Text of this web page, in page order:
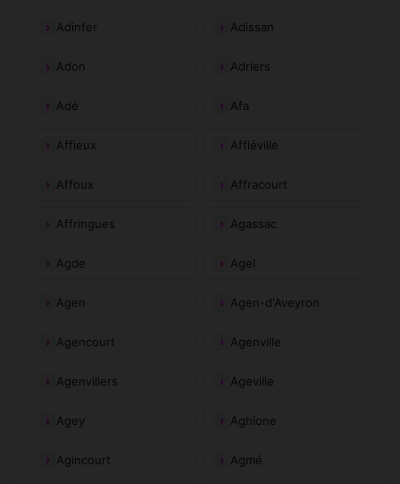
Adinfer Adissan
Adon Adriers
Adé Afa
Affieux Affléville
Affoux Affracourt
Affringues Agassac
Agde Agel
Agen Agen-d'Aveyron
Agencourt Agenville
Agenvillers Ageville
Agey Aghione
Agincourt Agmé